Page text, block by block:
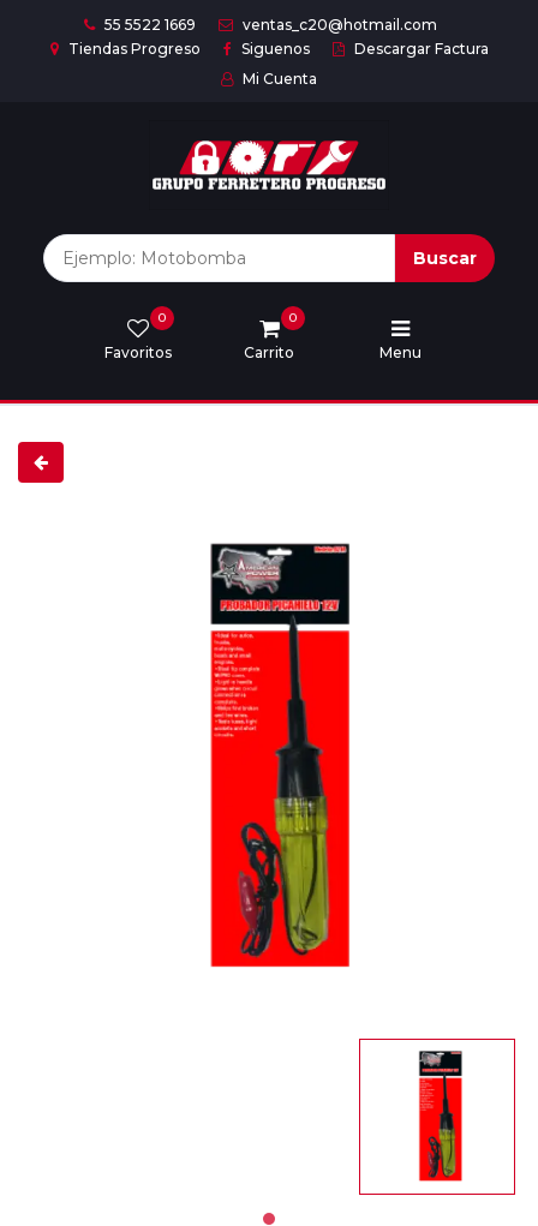
55 5522 1669
ventas_c20@hotmail.com
Tiendas Progreso
Siguenos
Descargar Factura
Mi Cuenta
Buscar
Favoritos
0
Carrito
0
Menu
Marcas
Descargar